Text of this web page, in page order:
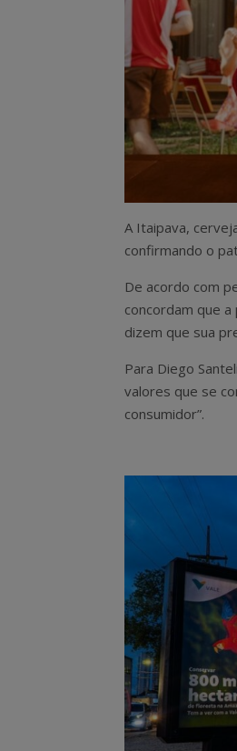
A Itaipava,
confirmando o
De acordo com
concordam que
dizem que sua
Para Diego
valores que se
consumidor”.